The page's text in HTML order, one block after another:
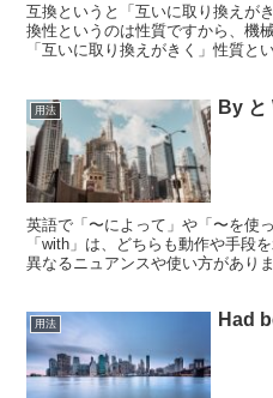
互換というと「互いに取り換えが
換性というのは性質ですから、機
「互いに取り換えがきく」性質と
用法 By と
英語で「〜によって」や「〜を使
「with」は、どちらも動作や手段
異なるニュアンスや使い方があり
用法 Had